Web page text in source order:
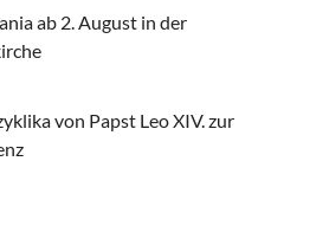
ab 2. August in der
von Papst Leo XIV. zur